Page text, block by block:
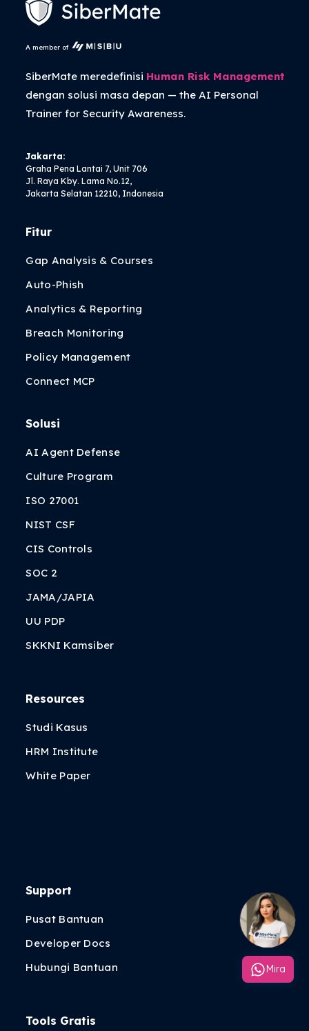
A member of
SiberMate meredefinisi Human Risk Management
dengan solusi masa depan — theAI Personal
Trainerfor Security Awareness.
Jakarta:
Graha Pena Lantai 7, Unit 706
Jl. Raya Kby. Lama No.12,
Jakarta Selatan 12210, Indonesia
Fitur
Gap Analysis & Courses
Auto-Phish
Analytics & Reporting
Breach Monitoring
Policy Management
Connect MCP
Solusi
AI Agent Defense
Culture Program
ISO 27001
NIST CSF
CIS Controls
SOC 2
JAMA/JAPIA
UU PDP
SKKNI Kamsiber
Resources
Studi Kasus
HRM Institute
White Paper
Support
Pusat Bantuan
Developer Docs
Hubungi Bantuan
Tools Gratis
Mira